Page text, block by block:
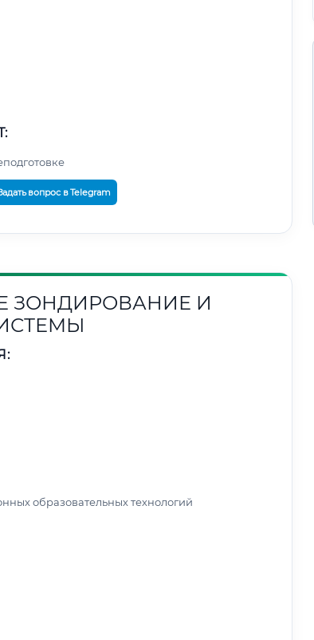
вопрос в Telegram
ЗОНДИРОВАНИЕ И
образовательных технологий